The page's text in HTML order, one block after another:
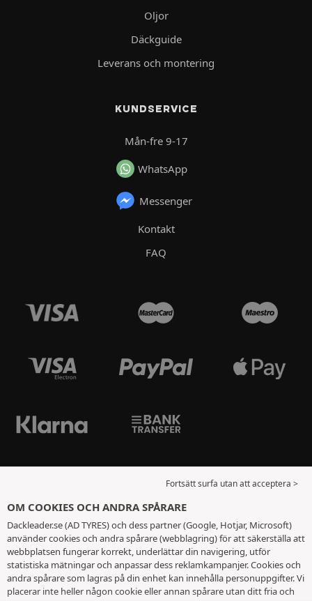
Oljor
Däckguide
Leverans och montering
KUNDSERVICE
Mån-fre 9-17
WhatsApp
Messenger
Kontakt
FAQ
Fortsätt surfa utan att acceptera >
OM COOKIES OCH ANDRA SPÅRARE
Dackleader.se (AD TYRES) och dess partner (Google, Hotjar, Microsoft)
använder cookies och andra spårare (webblagring) för att säkerställa att
webbplatsen fungerar korrekt, underlättar din navigering, utför
statistiska mätningar och anpassar dess reklamkampanjer. Cookies och
andra spårare som lagras på din enhet kan innehålla personuppgifter. Vi
placerar inte heller någon cookie eller annan spårare utan ditt fria och